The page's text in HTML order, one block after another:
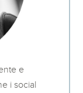
e
i social